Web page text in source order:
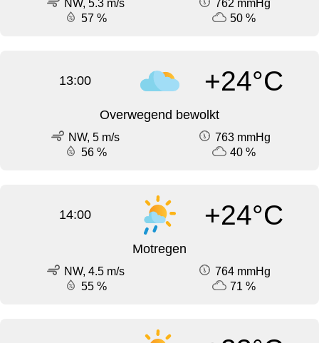
NW, 5.3 m/s
762 mmHg
57 %
50 %
13:00 +24°C
Overwegend bewolkt
NW, 5 m/s
763 mmHg
56 %
40 %
14:00 +24°C
Motregen
NW, 4.5 m/s
764 mmHg
55 %
71 %